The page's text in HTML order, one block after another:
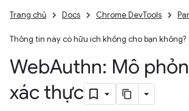
Trang chủ Docs Chrome DevTools
Thông tin này có hữu ích không cho bạn không?
WebAuthn: Mô
xác thực